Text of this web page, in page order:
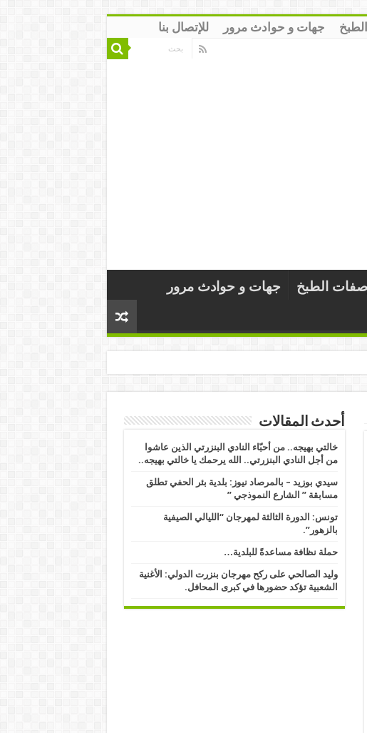
جهات و حوادث مرور للإتصال بنا
الطبخ
جهات و حوادث مرور
أحدث المقالات
خالتي بهيجه.. من أحبّاء النادي البنزرتي الذين عاشوا
من أجل النادي البنزرتي.. الله يرحمك يا خالتي بهيجه..
سيدي بوزيد – بالمرصاد نيوز: بلدية بئر الحفي تطلق
مسابقة ” الشارع النموذجي ” ​
تونس: الدورة الثالثة لمهرجان “الليالي الصيفية
بالزهور”.
حملة نظافة مساعدةً للبلدية…
وليد الصالحي على ركح مهرجان بنزرت الدولي: الأغنية
الشعبية تؤكد حضورها في كبرى المحافل.